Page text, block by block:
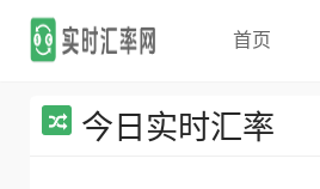
首页
今日实时汇率